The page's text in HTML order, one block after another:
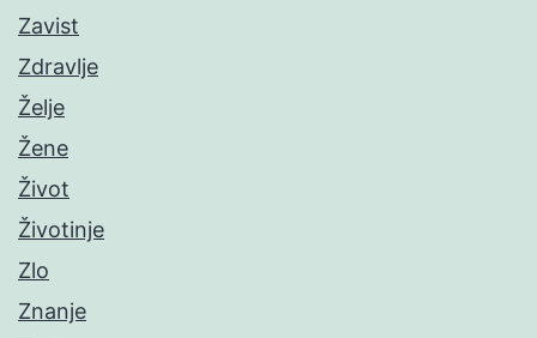
Zavist
Zdravlje
Želje
Žene
Život
Životinje
Zlo
Znanje